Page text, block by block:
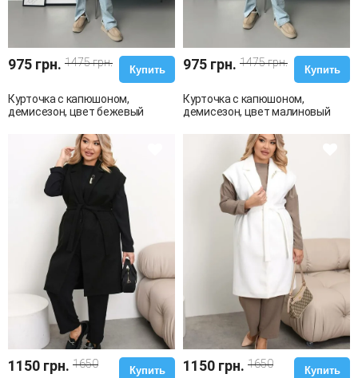
975 грн. 1475 грн.
Купить
Курточка с капюшоном,
демисезон, цвет бежевый
975 грн. 1475 грн.
Купить
Курточка с капюшоном,
демисезон, цвет малиновый
1150 грн. 1650
Купить 1150 грн. 1650
Купить